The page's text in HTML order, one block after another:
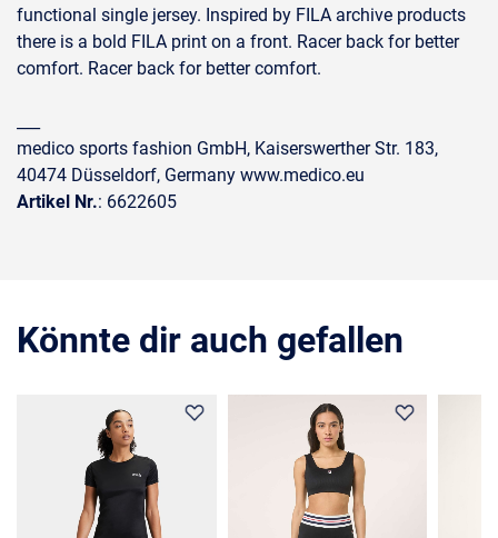
functional single jersey. Inspired by FILA archive products
there is a bold FILA print on a front. Racer back for better
comfort. Racer back for better comfort.
medico sports fashion GmbH, Kaiserswerther Str. 183,
40474 Düsseldorf, Germany www.medico.eu
Artikel Nr.: 6622605
Könnte dir auch gefallen